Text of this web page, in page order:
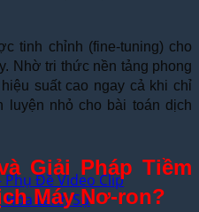
Phụ Đề Video Clip
Lãnh Sự
tinh chỉnh (fine-tuning) cho
Nhờ tri thức nền tảng phong
suất cao ngay cả khi chỉ
nhỏ cho bài toán dịch
Giải Pháp Tiềm
Máy Nơ-ron?